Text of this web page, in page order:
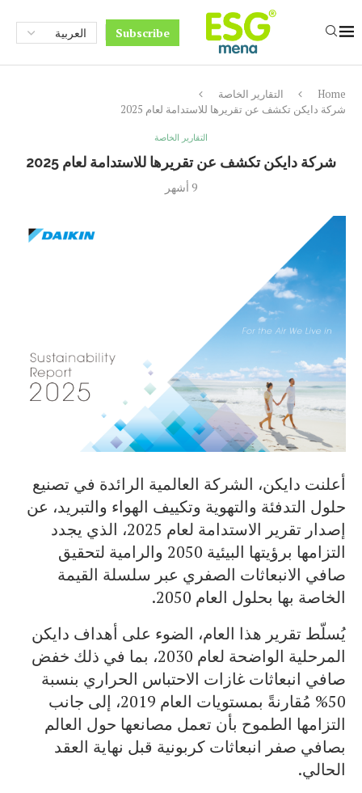
Subscribe
Home
التقارير الخاصة
شركة دايكن تكشف عن تقريرها للاستدامة لعام 2025
التقارير الخاصة
شركة دايكن تكشف عن تقريرها للاستدامة لعام 2025
9 أشهر
أعلنت دايكن، الشركة العالمية الرائدة في تصنيع
حلول التدفئة والتهوية وتكييف الهواء والتبريد، عن
إصدار تقرير الاستدامة لعام 2025، الذي يجدد
التزامها برؤيتها البيئية 2050 والرامية لتحقيق
صافي الانبعاثات الصفري عبر سلسلة القيمة
الخاصة بها بحلول العام 2050.
يُسلّط تقرير هذا العام، الضوء على أهداف دايكن
المرحلية الواضحة لعام 2030، بما في ذلك خفض
صافي انبعاثات غازات الاحتباس الحراري بنسبة
50% مُقارنةً بمستويات العام 2019، إلى جانب
التزامها الطموح بأن تعمل مصانعها حول العالم
بصافي صفر انبعاثات كربونية قبل نهاية العقد
الحالي.